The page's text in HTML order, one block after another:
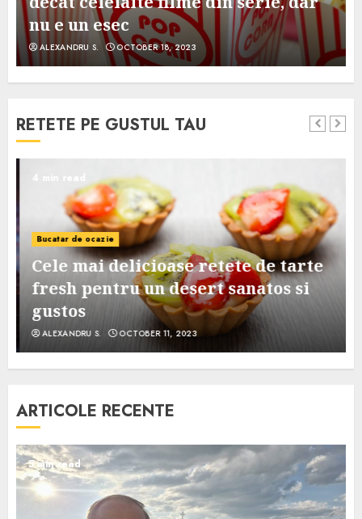
nu e un esec
ALEXANDRU S. OCTOBER 18, 2023
RETETE PE GUSTUL TAU
4 min read
Bucatar de ocazie
Cele mai delicioase retete de tarte
fresh pentru un desert sanatos si
gustos
ALEXANDRU S. OCTOBER 11, 2023
ARTICOLE RECENTE
5 min read